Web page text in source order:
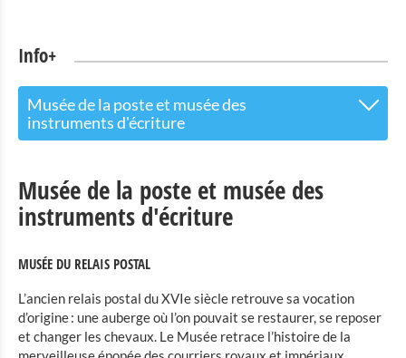
Info+
Musée de la poste et musée des
instruments d'écriture
Attractions touristiques
Musée rural Binsfeld
Robbesscheier - le musée vivant
Musée de la poste et musée des
instruments d'écriture
MUSÉE DU RELAIS POSTAL
L’ancien relais postal du XVIe siècle retrouve sa vocation
d’origine : une auberge où l’on pouvait se restaurer, se reposer
et changer les chevaux. Le Musée retrace l’histoire de la